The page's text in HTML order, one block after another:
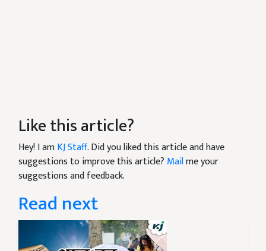
Like this article?
Hey! I amKJ Staff. Did you liked this article and have
suggestions to improve this article? Mailme your
suggestions and feedback.
Read next